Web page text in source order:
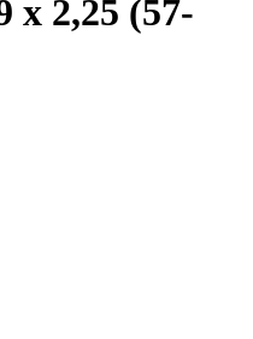
x 2,25 (57-